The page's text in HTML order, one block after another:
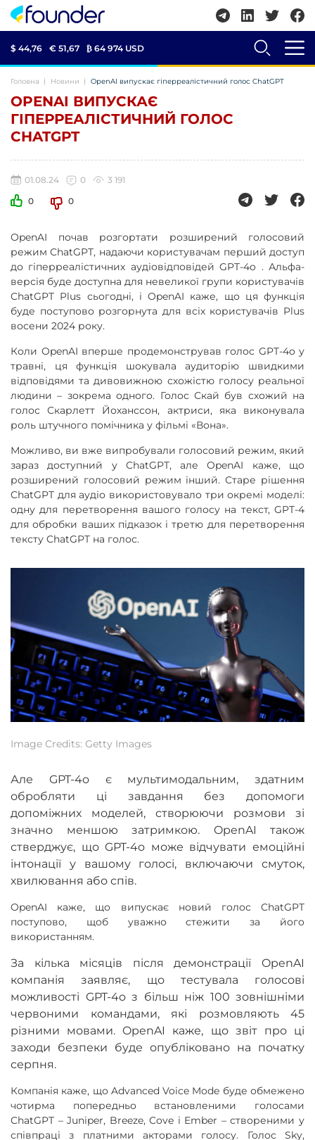
$ 44,76 € 51,67 ₿ 64 974 USD
Головна Новини OpenAI випускає гіперреалістичний голос ChatGPT
OPENAI ВИПУСКАЄ
ГІПЕРРЕАЛІСТИЧНИЙ ГОЛОС
CHATGPT
01.08.24 0
3 191
0
0
OpenAI почав розгортати розширений голосовий
режим ChatGPT, надаючи користувачам перший доступ
до гіперреалістичних аудіовідповідей GPT-4o . Альфа-
версія буде доступна для невеликої групи користувачів
ChatGPT Plus сьогодні, і OpenAI каже, що ця функція
буде поступово розгорнута для всіх користувачів Plus
восени 2024 року.
Коли OpenAI вперше продемонстрував голос GPT-4o у
травні, ця функція шокувала аудиторію швидкими
відповідями та дивовижною схожістю голосу реальної
людини – зокрема одного. Голос Скай був схожий на
голос Скарлетт Йоханссон, актриси, яка виконувала
роль штучного помічника у фільмі «Вона».
Можливо, ви вже випробували голосовий режим, який
зараз доступний у ChatGPT, але OpenAI каже, що
розширений голосовий режим інший. Старе рішення
ChatGPT для аудіо використовувало три окремі моделі:
одну для перетворення вашого голосу на текст, GPT-4
для обробки ваших підказок і третю для перетворення
тексту ChatGPT на голос.
Image Credits: Getty Images
Але GPT-4o є мультимодальним, здатним
обробляти ці завдання без допомоги
допоміжних моделей, створюючи розмови зі
значно меншою затримкою. OpenAI також
стверджує, що GPT-4o може відчувати емоційні
інтонації у вашому голосі, включаючи смуток,
хвилювання або спів.
OpenAI каже, що випускає новий голос ChatGPT
поступово, щоб уважно стежити за його
використанням.
За кілька місяців після демонстрації OpenAI
компанія заявляє, що тестувала голосові
можливості GPT-4o з більш ніж 100 зовнішніми
червоними командами, які розмовляють 45
різними мовами. OpenAI каже, що звіт про ці
заходи безпеки буде опубліковано на початку
серпня.
Компанія каже, що Advanced Voice Mode буде обмежено
чотирма попередньо встановленими голосами
ChatGPT – Juniper, Breeze, Cove і Ember – створеними у
співпраці з платними акторами голосу. Голос Sky,